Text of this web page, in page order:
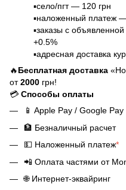
▪️село/пгт — 120 грн
▪️наложенный платеж
▪️заказы с
+0.5%
▪️адресная доставка
🔥Бесплатная доставка
от2000 грн!
💳 Способы оплаты
📱 Apple Pay / Google Pay
🏦 Безналичный расчет
💵 Наложенный платеж*
📲 Оплата частями от
🌐Интернет-эквайринг